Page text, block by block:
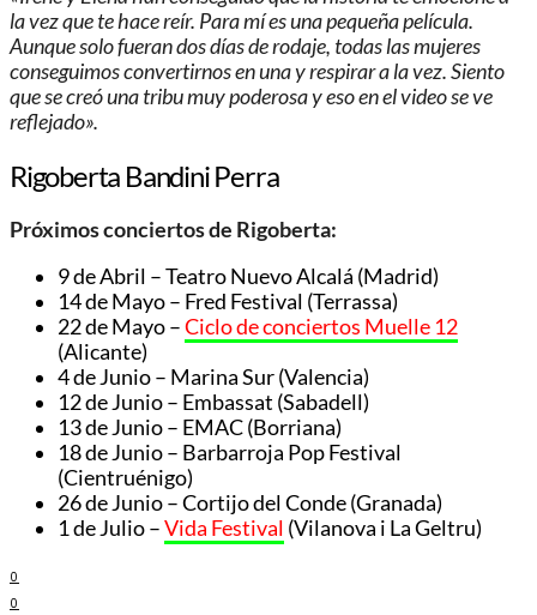
la vez que te hace reír. Para mí es una pequeña película.
Aunque solo fueran dos días de rodaje, todas las mujeres
conseguimos convertirnos en una y respirar a la vez. Siento
que se creó una tribu muy poderosa y eso en el video se ve
reflejado».
Rigoberta Bandini Perra
Próximos conciertos de Rigoberta:
9 de Abril – Teatro Nuevo Alcalá (Madrid)
14 de Mayo – Fred Festival (Terrassa)
22 de Mayo –Ciclo de conciertos Muelle 12
(Alicante)
4 de Junio – Marina Sur (Valencia)
12 de Junio – Embassat (Sabadell)
13 de Junio – EMAC (Borriana)
18 de Junio – Barbarroja Pop Festival
(Cientruénigo)
26 de Junio – Cortijo del Conde (Granada)
1 de Julio –Vida Festival (Vilanova i La Geltru)
0
0